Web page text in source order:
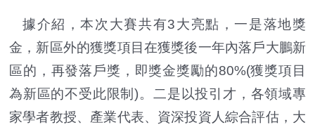
據介紹，本次大賽共有3大亮點，一是落地獎
金，新區外的獲獎項目在獲獎後一年內落戶大鵬新
區的，再發落戶獎，即獎金獎勵的80%(獲獎項目
為新區的不受此限制)。二是以投引才，各領域專
家學者教授、產業代表、資深投資人綜合評估，大